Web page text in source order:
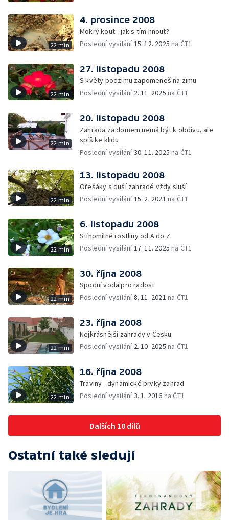
22 min
4. prosince 2008
Mokrý kout - jak s tím hnout?
Poslední vysílání15. 12. 2025 na ČT1
22 min
27. listopadu 2008
S květy podzimu zapomeneš na zimu
Poslední vysílání 2. 11. 2025 na ČT1
22 min
20. listopadu 2008
Zahrada za domem nemá být k obdivu, ale
spíš ke klidu
Poslední vysílání30. 11. 2025 na ČT1
22 min
13. listopadu 2008
Ořešáky s duší zahradě vždy sluší
Poslední vysílání15. 2. 2021 na ČT1
22 min
6. listopadu 2008
Stínomilné rostliny od A do Z
Poslední vysílání17. 11. 2025 na ČT1
22 min
30. října 2008
Spodní voda pro radost
Poslední vysílání8. 11. 2021 na ČT1
22 min
23. října 2008
Nejkrásnější zahrady v Česku
Poslední vysílání 2. 10. 2025 na ČT1
22 min
16. října 2008
Traviny - dynamické prvky zahrad
Poslední vysílání3. 1. 2016 na ČT1
Dalších 10 dílů
Ostatní také sledují